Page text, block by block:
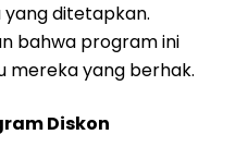
ditetapkan.
bahwa program ini
mereka yang berhak.
Diskon